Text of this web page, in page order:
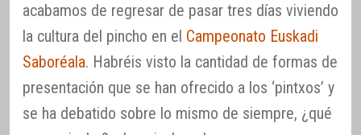
acabamos de regresar de pasar tres días viviendo
la cultura del pincho en el Campeonato Euskadi
Saboréala. Habréis visto la cantidad de formas de
presentación que se han ofrecido a los ‘pintxos’ y
se ha debatido sobre lo mismo de siempre, ¿qué